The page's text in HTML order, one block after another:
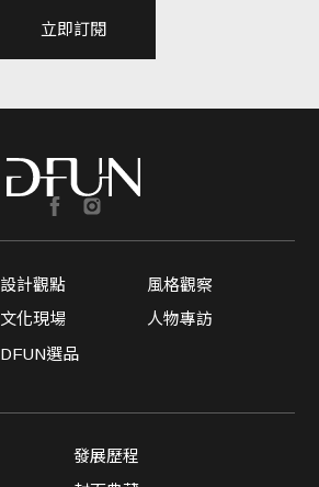
立即訂閱
設計觀點
風格觀察
文化現場
人物專訪
DFUN選品
發展歷程